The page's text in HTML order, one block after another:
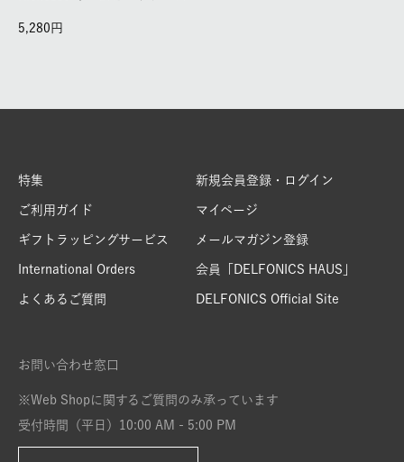
5,280
特集
ご利用ガイド
ギフトラッピングサービス
International Orders
よくあるご質問
新規会員登録・ログイン
マイページ
メールマガジン登録
会員「DELFONICS HAUS」
DELFONICS Official Site
お問い合わせ窓口
※Web Shopに関するご質問のみ承っています
受付時間（平日）10:00 AM - 5:00 PM